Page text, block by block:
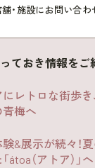
・施設にお問い合わ
ておき情報をご
レトロな街歩き
梅へ
&展示が続々！
átoa（アトア）」へ